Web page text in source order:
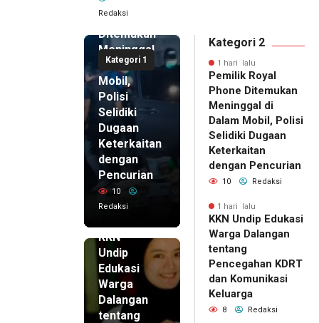
Redaksi
Kategori 1
Phone
Ditemukan
Meninggal
di Dalam
Mobil,
Polisi
Selidiki
Dugaan
Keterkaitan
dengan
Pencurian
10
Redaksi
KKN
Undip
Edukasi
Warga
Dalangan
tentang
Kategori 2
1 hari lalu
Pemilik Royal
Phone Ditemukan
Meninggal di
Dalam Mobil, Polisi
Selidiki Dugaan
Keterkaitan
dengan Pencurian
10 Redaksi
1 hari lalu
KKN Undip Edukasi
Warga Dalangan
tentang
Pencegahan KDRT
dan Komunikasi
Keluarga
8 Redaksi